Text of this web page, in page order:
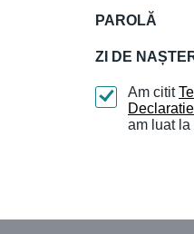
PAROLĂ
ZI DE
Am citit
am luat la